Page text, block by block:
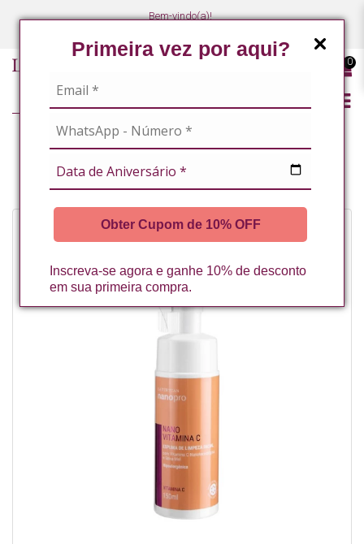
Primeira vez por aqui?
Obter Cupom de 10% OFF
Inscreva-se agora e ganhe 10% de desconto
em sua primeira compra.
Bem-vindo(a)!
0